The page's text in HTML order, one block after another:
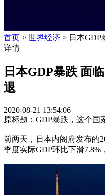
首页 > 世界经济 > 日本GDP
详情
日本GDP暴跌 面
退
2020-08-21 13:54:06
原标题：GDP暴跌，这个国
前两天，日本内阁府发布的
季度实际GDP环比下滑7.8%